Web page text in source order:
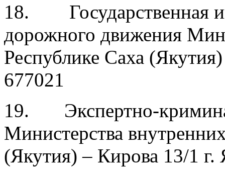
18. Государственная
дорожного движения
Республике Саха
677021
19. Экспертно-
Министерства
(Якутия) – Кирова 13/1 г.